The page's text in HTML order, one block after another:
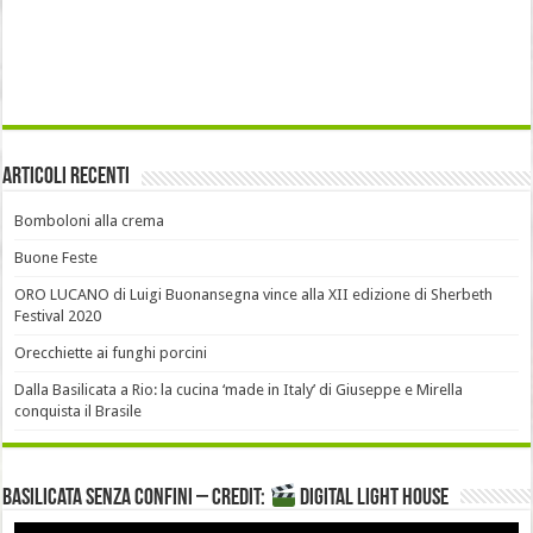
Articoli recenti
Bomboloni alla crema
Buone Feste
ORO LUCANO di Luigi Buonansegna vince alla XII edizione di Sherbeth
Festival 2020
Orecchiette ai funghi porcini
Dalla Basilicata a Rio: la cucina ‘made in Italy’ di Giuseppe e Mirella
conquista il Brasile
Basilicata senza confini – Credit: DIGITAL LIGHT HOUSE